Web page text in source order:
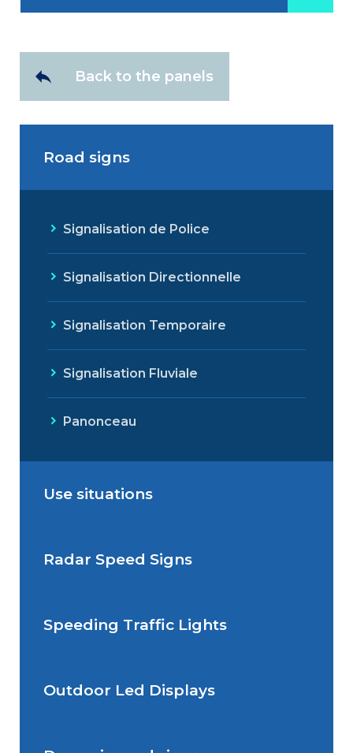
Back to the panels
Road signs
Signalisation de Police
Signalisation Directionnelle
Signalisation Temporaire
Signalisation Fluviale
Panonceau
Use situations
Situations de signalisation
Situations de signalisation
Radar Speed Signs
Radar Speed Sign
Speeding Traffic Lights
Speeding Traffic Light
Outdoor Led Displays